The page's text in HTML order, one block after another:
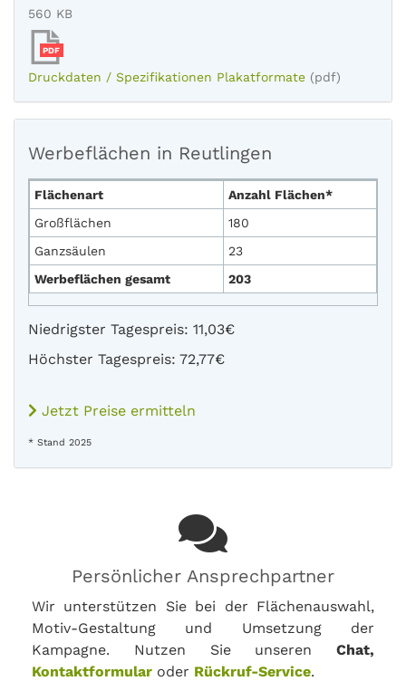
560 KB
PDF
Druckdaten / Spezifikationen Plakatformate (pdf)
Werbeflächen in Reutlingen
Flächenart
Anzahl Flächen*
Großflächen
180
Ganzsäulen
23
Werbeflächen gesamt
203
Niedrigster Tagespreis: 11,03€
Höchster Tagespreis: 72,77€
Jetzt Preise ermitteln
* Stand 2025
Persönlicher Ansprechpartner
Wir unterstützen Sie bei der Flächenauswahl,
Motiv-Gestaltung und Umsetzung der
Kampagne. Nutzen Sie unseren Chat,
Kontaktformular oder Rückruf-Service.